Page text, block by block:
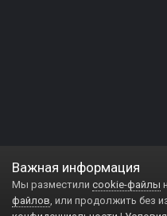
Важная информация
Мы разместили cookie-файлы
файлов, или продолжить без